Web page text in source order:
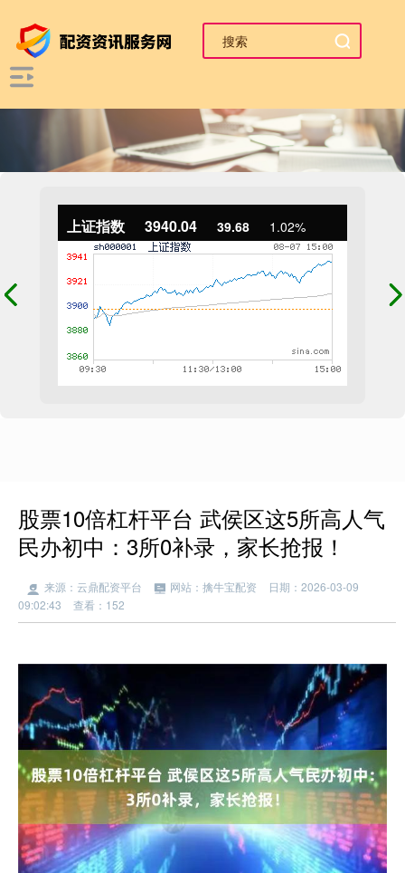
上证指数 3940.04 39.68 1.02%
股票10倍杠杆平台 武侯区这5所高人气
民办初中：3所0补录，家长抢报！
来源：云鼎配资平台 网站：擒牛宝配资
日期：2026-03-09
09:02:43
查看：152